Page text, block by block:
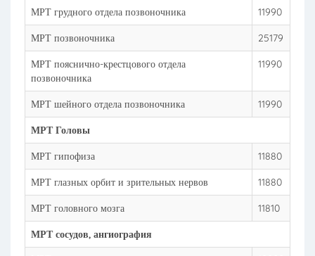
МРТ грудного отдела позвоночника 11990
МРТ позвоночника 25179
МРТ пояснично-крестцового отдела
позвоночника
11990
МРТ шейного отдела позвоночника 11990
МРТ Головы
МРТ гипофиза 11880
МРТ глазных орбит и зрительных нервов 11880
МРТ головного мозга 11810
МРТ сосудов, ангиография